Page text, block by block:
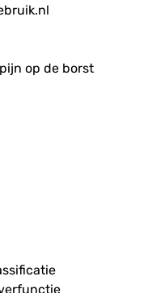
op de borst